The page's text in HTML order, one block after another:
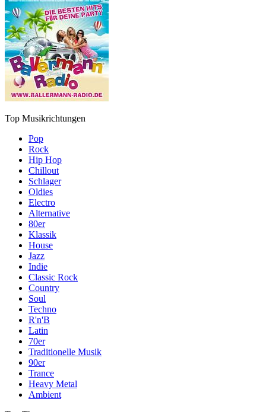
Top Musikrichtungen
Pop
Rock
Hip Hop
Chillout
Schlager
Oldies
Electro
Alternative
80er
Klassik
House
Jazz
Indie
Classic Rock
Country
Soul
Techno
R'n'B
Latin
70er
Traditionelle Musik
90er
Trance
Heavy Metal
Ambient